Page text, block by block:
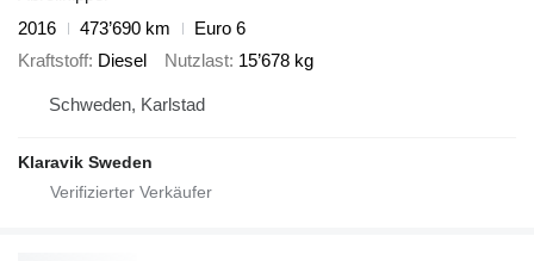
2016
473’690 km
Euro 6
Kraftstoff Diesel Nutzlast 15’678 kg
Schweden, Karlstad
Klaravik Sweden